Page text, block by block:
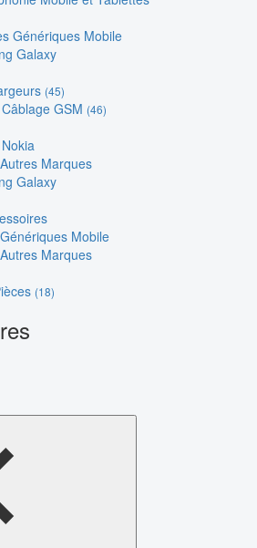
Génériques Mobile
Galaxy
(45)
GSM (46)
Marques
Galaxy
Mobile
Marques
(18)